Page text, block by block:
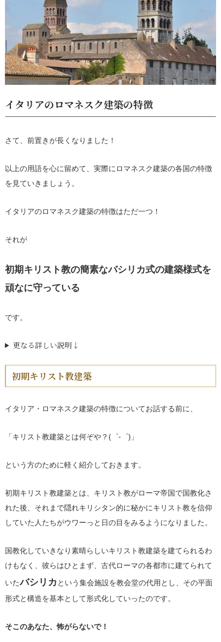
イタリアのロマネスク建築の特徴
さて、前置きが長くなりました！
以上の用語を心に留めて、実際にロマネスク建築の各国の特徴
を見ていきましょう。
イタリアのロマネスク建築の特徴はただ一つ！
それが
初期キリスト教の簡素なバシリカ式の建築様式を
頑なに守っている
です。
更なる詳しい説明↓
初期キリスト教建築
イタリア・ロマネスク建築の特徴についてお話する前に、
「キリスト教建築とは何ぞや？(゜-゜)」
という方のために軽く紹介しておきます。
初期キリスト教建築とは、キリスト教がローマ帝国で国教化さ
れた後、それまで隠れキリシタン的に秘かにキリスト教を信仰
していた人たちがウワーっと日の目をみるようになりました。
国教化していきなり素晴らしいキリスト教建築を建てられるわ
けもなく、彼らはひとまず、古代ローマの各都市に建てられて
いたバシリカ という集会施設を教会堂の代用とし、その平面
形式と構造を基本として形式化していったのです。
そこのあなた、怖がらないで！